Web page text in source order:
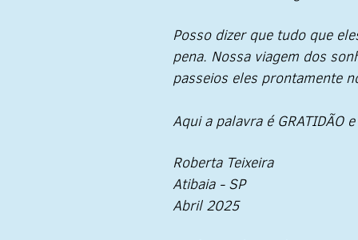
Posso dizer que tudo que
pena. Nossa viagem dos
passeios eles prontamente
Aqui a palavra é GRATIDÃO
Roberta Teixeira
Atibaia - SP
Abril 2025